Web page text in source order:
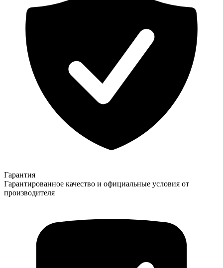
Гарантия
Гарантированное качество и официальные условия от
производителя